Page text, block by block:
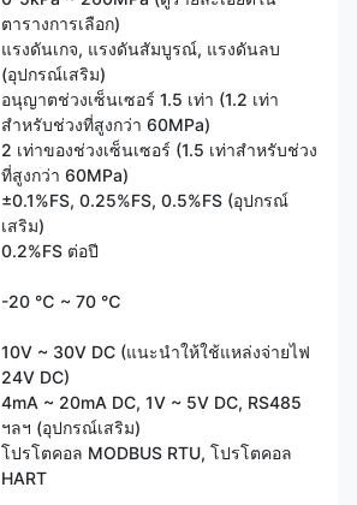
ตารางการเลือก)
แรงดันเกจ, แรงดันสัมบูรณ์, แรงดันลบ
(อุปกรณ์เสริม)
อนุญาตช่วงเซ็นเซอร์ 1.5 เท่า (1.2 เท่า
สำหรับช่วงที่สูงกว่า 60MPa)
2 เท่าของช่วงเซ็นเซอร์ (1.5 เท่าสำหรับช่วง
ที่สูงกว่า 60MPa)
±0.1%FS, 0.25%FS, 0.5%FS (อุปกรณ์
เสริม)
0.2%FS ต่อปี
-20 ℃ ~ 70 ℃
10V ~ 30V DC (แนะนำให้ใช้แหล่งจ่ายไฟ
24V DC)
4mA ~ 20mA DC, 1V ~ 5V DC, RS485
ฯลฯ (อุปกรณ์เสริม)
โปรโตคอล MODBUS RTU, โปรโตคอล
HART